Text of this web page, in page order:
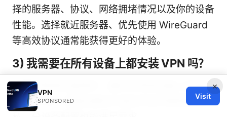
择的服务器、协议、网络拥堵情况以及你的设备
性能。选择就近服务器、优先使用 WireGuard
等高效协议通常能获得更好的体验。
3) 我需要在所有设备上都安装 VPN 吗？
如果你希望全面保护，最好在常用设备上安装并
启用 VPN。但是如果你只是在特定场景保护隐
×
VPN
SPONSORED
Visit